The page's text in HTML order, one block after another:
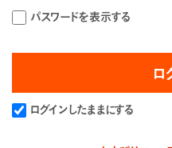
パスワードを表示する
ログインしたままにする